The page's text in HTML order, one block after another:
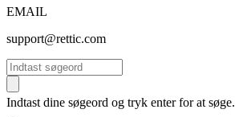
EMAIL
support@rettic.com
Søg
Indtast dine søgeord og tryk enter for at søge.